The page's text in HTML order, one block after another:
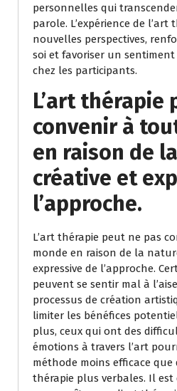
personnelles qui
parole. L’expérience de
nouvelles perspectives,
soi et favoriser un
chez les participants.
L’art thérapie
convenir à
en raison de
créative et
l’approche.
L’art thérapie peut ne pas
monde en raison de la
expressive de l’approche.
peuvent se sentir mal à
processus de création
limiter les bénéfices
plus, ceux qui ont des
émotions à travers l’art
méthode moins efficace que
thérapie plus verbales. Il